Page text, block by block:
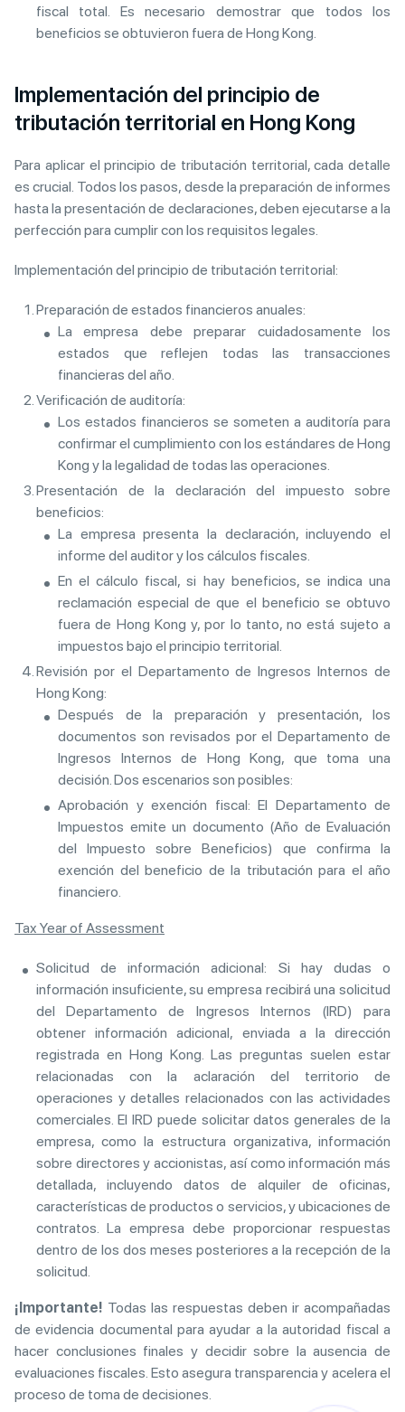
fiscal total. Es necesario demostrar que todos los
beneficios se obtuvieron fuera de Hong Kong.
Implementación del principio de
tributación territorial en Hong Kong
Para aplicar el principio de tributación territorial, cada detalle
es crucial. Todos los pasos, desde la preparación de informes
hasta la presentación de declaraciones, deben ejecutarse a la
perfección para cumplir con los requisitos legales.
Implementación del principio de tributación territorial:
Preparación de estados financieros anuales:
La empresa debe preparar cuidadosamente los
estados que reflejen todas las transacciones
financieras del año.
Verificación de auditoría:
Los estados financieros se someten a auditoría para
confirmar el cumplimiento con los estándares de Hong
Kong y la legalidad de todas las operaciones.
Presentación de la declaración del impuesto sobre
beneficios:
La empresa presenta la declaración, incluyendo el
informe del auditor y los cálculos fiscales.
En el cálculo fiscal, si hay beneficios, se indica una
reclamación especial de que el beneficio se obtuvo
fuera de Hong Kong y, por lo tanto, no está sujeto a
impuestos bajo el principio territorial.
Revisión por el Departamento de Ingresos Internos de
Hong Kong:
Después de la preparación y presentación, los
documentos son revisados por el Departamento de
Ingresos Internos de Hong Kong, que toma una
decisión. Dos escenarios son posibles:
Aprobación y exención fiscal: El Departamento de
Impuestos emite un documento (Año de Evaluación
del Impuesto sobre Beneficios) que confirma la
exención del beneficio de la tributación para el año
financiero.
Tax Year of Assessment
Solicitud de información adicional: Si hay dudas o
información insuficiente, su empresa recibirá una solicitud
del Departamento de Ingresos Internos (IRD) para
obtener información adicional, enviada a la dirección
registrada en Hong Kong. Las preguntas suelen estar
relacionadas con la aclaración del territorio de
operaciones y detalles relacionados con las actividades
comerciales. El IRD puede solicitar datos generales de la
empresa, como la estructura organizativa, información
sobre directores y accionistas, así como información más
detallada, incluyendo datos de alquiler de oficinas,
características de productos o servicios, y ubicaciones de
contratos. La empresa debe proporcionar respuestas
dentro de los dos meses posteriores a la recepción de la
solicitud.
¡Importante! Todas las respuestas deben ir acompañadas
de evidencia documental para ayudar a la autoridad fiscal a
hacer conclusiones finales y decidir sobre la ausencia de
evaluaciones fiscales. Esto asegura transparencia y acelera el
proceso de toma de decisiones.